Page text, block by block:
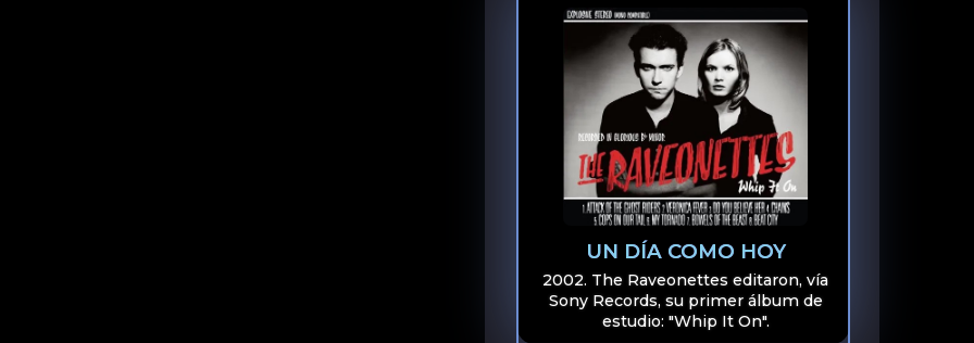
UN DÍA COMO HOY
2002. The Raveonettes editaron, vía
Sony Records, su primer álbum de
estudio: "Whip It On".